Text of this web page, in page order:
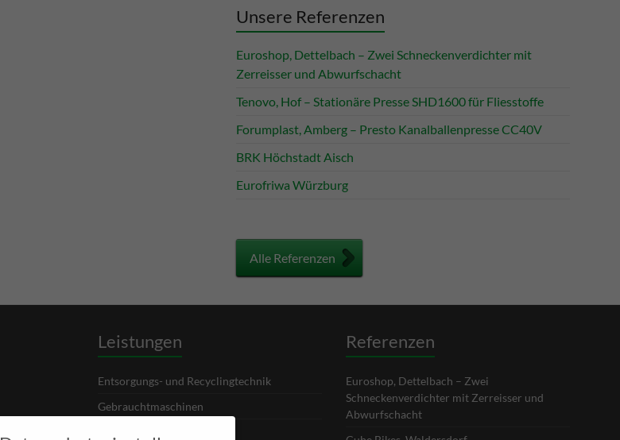
Unsere Referenzen
Euroshop, Dettelbach – Zwei Schneckenverdichter mit
Zerreisser und Abwurfschacht
Tenovo, Hof – Stationäre Presse SHD1600 für Fliesstoffe
Forumplast, Amberg – Presto Kanalballenpresse CC40V
BRK Höchstadt Aisch
Eurofriwa Würzburg
Alle Referenzen
Leistungen
Entsorgungs- und Recyclingtechnik
Gebrauchtmaschinen
Referenzen
Euroshop, Dettelbach – Zwei
Schneckenverdichter mit Zerreisser und
Abwurfschacht